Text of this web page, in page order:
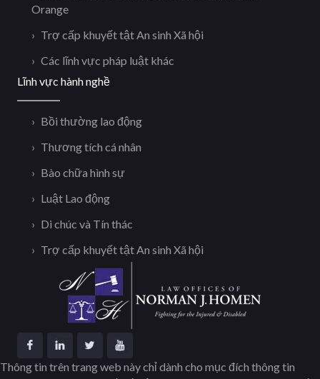
Orange
Trợ cấp khuyết tật An sinh Xã hội
Các lĩnh vực pháp luật khác
Lĩnh vực hành nghề
Bồi thường lao động
Thương tích cá nhân
Bào chữa hình sự
Luật Lao động
Di chúc và Tín thác
Trợ cấp khuyết tật An sinh Xã hội
Thông tin trên trang web này chỉ dành cho mục đích thông tin